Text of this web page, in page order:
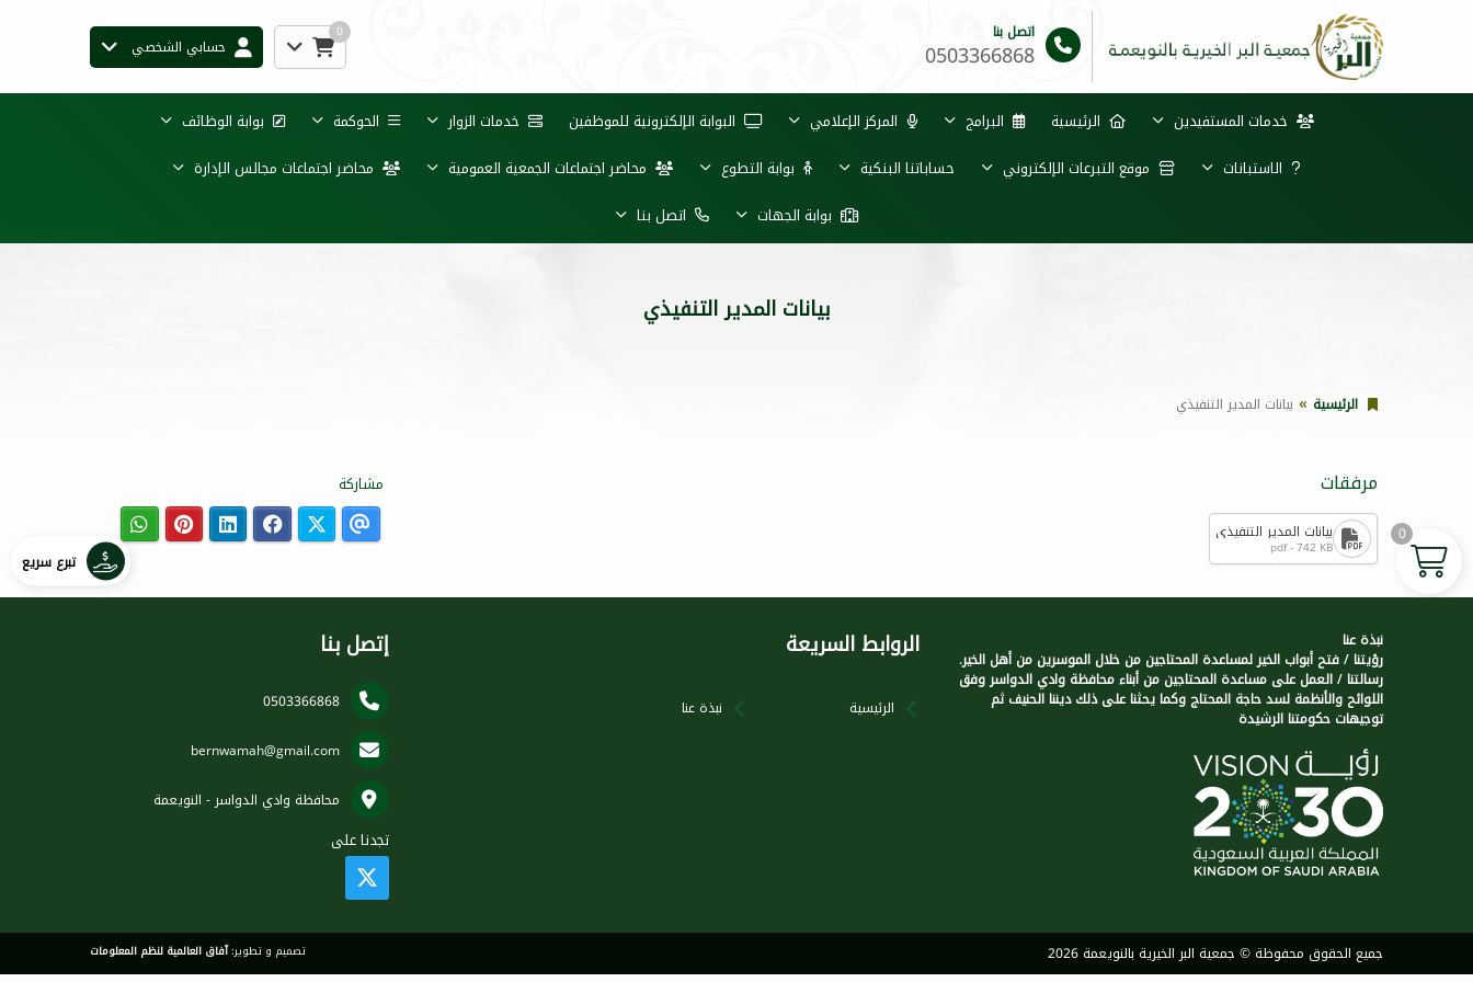
اتصل بنا
0503366868
0
حسابي الشخصي
خدمات المستفيدين الرئيسية البرامج المركز الإعلامي البوابة الإلكترونية للموظفين خدمات الزوار الحوكمة
بوابة الوظائف
الاستبانات
موقع التبرعات الإلكتروني حساباتنا البنكية بوابة التطوع محاضر اجتماعات الجمعية العمومية
محاضر اجتماعات مجالس الإدارة
بوابة الجهات
اتصل بنا
بيانات المدير التنفيذي
الرئيسية بيانات المدير التنفيذي
مرفقات
بيانات المدير التنفيذي
pdf - 742 KB
مشاركة
نبذة عنا
رؤيتنا / فتح أبواب الخير لمساعدة المحتاجين من خلال الموسرين من أهل الخير.
رسالتنا / العمل على مساعدة المحتاجين من أبناء محافظة وادي الدواسر وفق
اللوائح والأنظمة لسد حاجة المحتاج وكما يحثنا على ذلك ديننا الحنيف ثم
توجيهات حكومتنا الرشيدة
الروابط السريعة
الرئيسية نبذة عنا
إتصل بنا
0503366868
bernwamah@gmail.com
محافظة وادي الدواسر - النويعمة
تجدنا على
جميع الحقوق محفوظة © جمعية البر الخيرية بالنويعمة 2026 تصميم و تطوير:آفاق العالمية لنظم المعلومات
تبرع سريع
0